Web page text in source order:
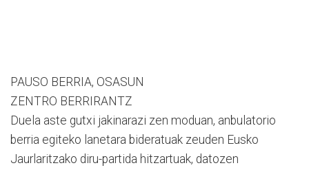
PAUSO BERRIA, OSASUN
ZENTRO BERRIRANTZ
Duela aste gutxi jakinarazi zen moduan, anbulatorio
berria egiteko lanetara bideratuak zeuden Eusko
Jaurlaritzako diru-partida hitzartuak, datozen